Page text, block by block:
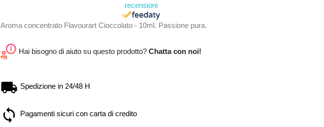
recensioni
Aroma concentrato Flavourart Cioccolato - 10ml. Passione pura.
Hai bisogno di aiuto su questo prodotto? Chatta con noi!
Spedizione in 24/48 H
Pagamenti sicuri con carta di credito